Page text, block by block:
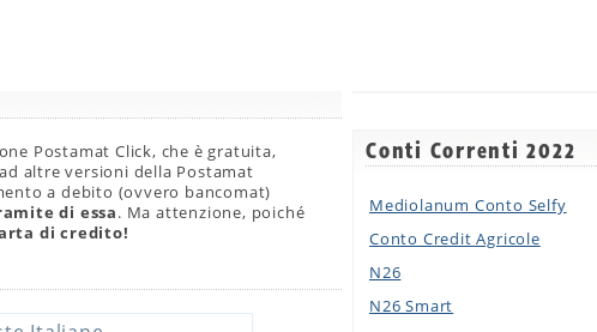
Postamat Click, che è gratuita,
altre versioni della Postamat
a debito (ovvero bancomat)
di essa. Ma attenzione, poiché
di credito!
Conti Correnti 2022
Mediolanum Conto Selfy
Conto Credit Agricole
N26
N26 Smart